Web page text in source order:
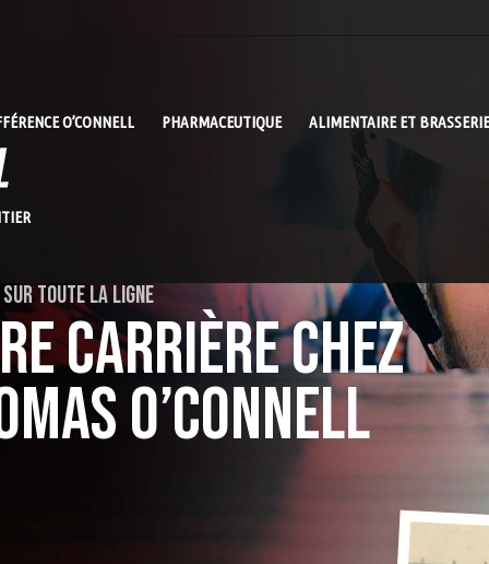
O’CONNELL PHARMACEUTIQUE ALIMENTAIRE ET BRASSERIE
TOUTE LA LIGNE
CARRIÈRE CHEZ
O’CONNELL